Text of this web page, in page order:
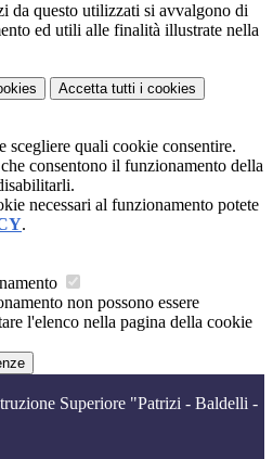
da questo utilizzati si avvalgono di
ed utili alle finalità illustrate nella
Accetta tutti i cookies
scegliere quali cookie consentire.
consentono il funzionamento della
necessari al funzionamento potete
.
non possono essere
l'elenco nella pagina della cookie
Superiore "Patrizi - Baldelli -